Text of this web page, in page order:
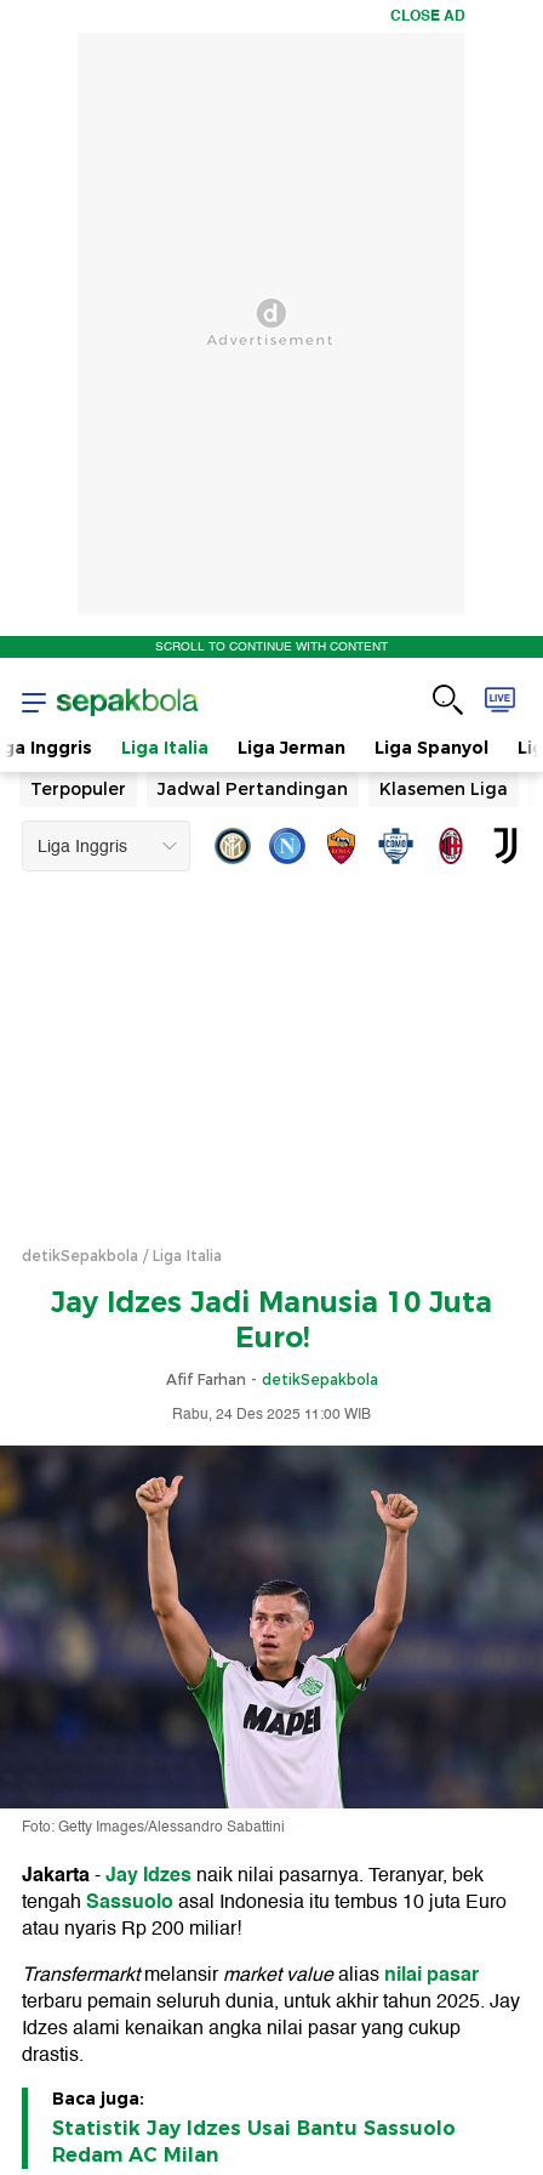
CLOSE AD
SCROLL TO CONTINUE WITH CONTENT
Inggris Liga Italia Liga Jerman Liga Spanyol
Terpopuler
Jadwal Pertandingan Klasemen Liga
detikSepakbola Liga Italia
Jay Idzes Jadi Manusia 10 Juta
Euro!
Afif Farhan - detikSepakbola
Rabu, 24 Des 2025 11:00 WIB
Foto: Getty Images/Alessandro Sabattini
Jakarta-Jay Idzesnaik nilai pasarnya. Teranyar, bek
tengahSassuoloasal Indonesia itu tembus 10 juta Euro
atau nyaris Rp 200 miliar!
Transfermarktmelansirmarket valuealiasnilai pasar
terbaru pemain seluruh dunia, untuk akhir tahun 2025. Jay
Idzes alami kenaikan angka nilai pasar yang cukup
drastis.
Baca juga:
Statistik Jay Idzes Usai Bantu Sassuolo
Redam AC Milan